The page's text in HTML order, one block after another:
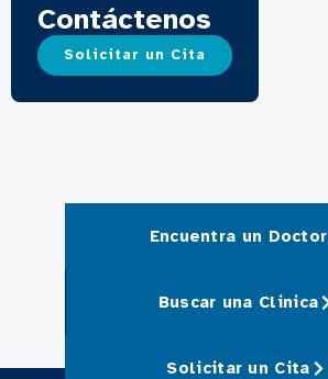
Contáctenos
Solicitar un Cita
Encuentra un Doctor
Buscar una Clinica
Solicitar un Cita